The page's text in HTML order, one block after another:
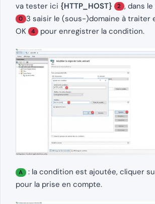
va tester ici {HTTP_HOST} 2 , dans
0 3 saisir le (sous-)domaine à traiter
OK
4 pour enregistrer la condition.
A : la condition est ajoutée, cliquer
pour la prise en compte.